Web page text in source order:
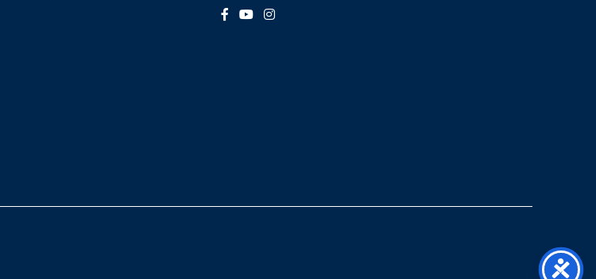
Seguici su Facebook
Seguici su YouTube
Seguici su Instagram